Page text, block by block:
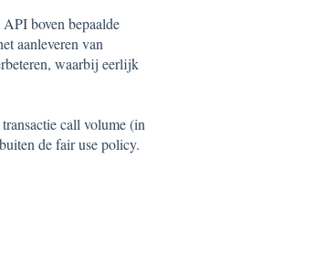
boven bepaalde
aanleveren van
waarbij eerlijk
call volume (in
de fair use policy.